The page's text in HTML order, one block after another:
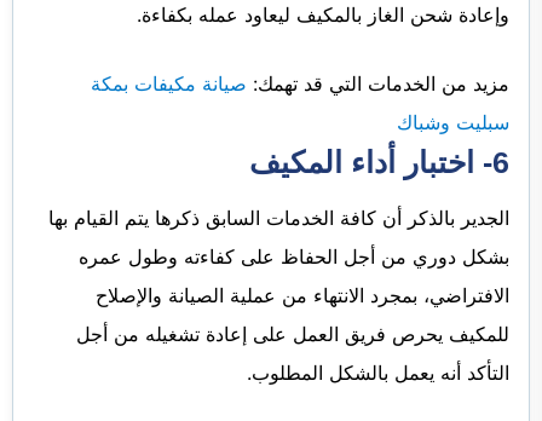
وإعادة شحن الغاز بالمكيف ليعاود عمله بكفاءة.
مزيد من الخدمات التي قد تهمك: صيانة مكيفات بمكة
سبليت وشباك
6- اختبار أداء المكيف
الجدير بالذكر أن كافة الخدمات السابق ذكرها يتم القيام بها
بشكل دوري من أجل الحفاظ على كفاءته وطول عمره
الافتراضي، بمجرد الانتهاء من عملية الصيانة والإصلاح
للمكيف يحرص فريق العمل على إعادة تشغيله من أجل
التأكد أنه يعمل بالشكل المطلوب.